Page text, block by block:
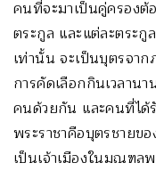
คนที่จะมาเป็นคู่ครองต้
ตระกูล และแต่ละตระกู
เท่านั้น จะเป็นบุตรจา
การคัดเลือกกินเวลาน
คนด้วยกัน และคนที่ได้
พระราชาคือบุตรชายข
เป็นเจ้าเมืองในมณฑล